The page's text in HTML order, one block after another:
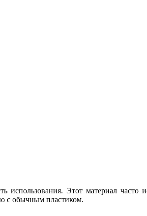
Этот материал часто
с обычным пластиком.